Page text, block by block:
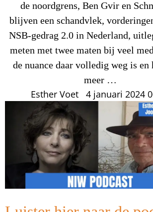
de noordgrens, Ben Gvir en
blijven een schandvlek,
NSB-gedrag 2.0 in Nederland,
meten met twee maten bij veel
de nuance daar volledig weg is en
meer …
Esther Voet 4 januari 2024